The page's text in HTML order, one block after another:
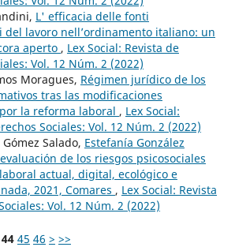
L' efficacia delle fonti
del lavoro nell’ordinamento italiano: un
aperto , Lex Social: Revista de
Vol. 12 Núm. 2 (2022)
Moragues, Régimen jurídico de los
tras las modificaciones
la reforma laboral , Lex Social:
Sociales: Vol. 12 Núm. 2 (2022)
Salado, Estefanía González
de los riesgos psicosociales
actual, digital, ecológico e
2021, Comares , Lex Social: Revista
Vol. 12 Núm. 2 (2022)
44 45 46 > >>